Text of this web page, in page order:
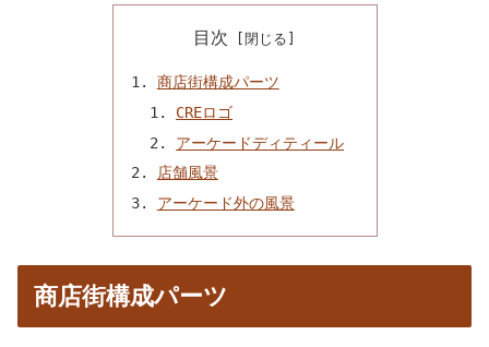
目次
商店街構成パーツ
CREロゴ
アーケードディティール
店舗風景
アーケード外の風景
商店街構成パーツ